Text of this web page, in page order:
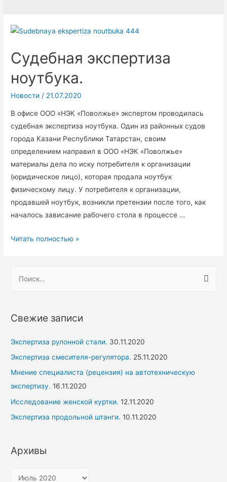
Судебная экспертиза
ноутбука.
Новости / 21.07.2020
В офисе ООО «НЭК «Поволжье» экспертом проводилась
судебная экспертиза ноутбука. Один из районных судов
города Казани Республики Татарстан, своим
определением направил в ООО «НЭК «Поволжье»
материалы дела по иску потребителя к организации
(юридическое лицо), которая продала ноутбук
физическому лицу. У потребителя к организации,
продавшей ноутбук, возникли претензии после того, как
началось зависание рабочего стола в процессе …
Судебная
Читать полностью »
т
:
Свежие записи
Экспертиза рулонной стали. 30.11.2020
Экспертиза смесителя-регулятора. 25.11.2020
Мнение специалиста (рецензия) на автотехническую
экспертизу. 16.11.2020
Исследование женской куртки. 12.11.2020
Экспертиза продольной штанги. 10.11.2020
Архивы